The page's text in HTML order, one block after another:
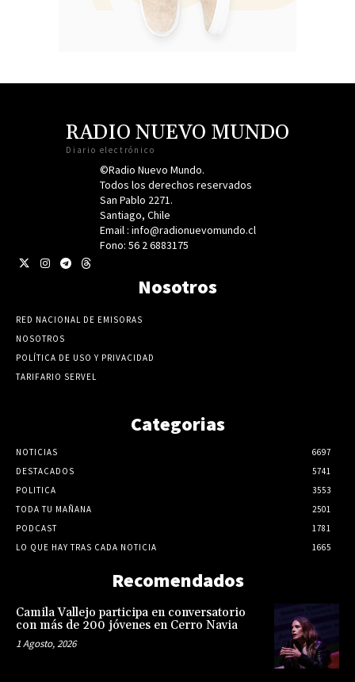
RADIO NUEVO MUNDO
Diario electrónico
©Radio Nuevo Mundo.
Todos los derechos reservados
San Pablo 2271.
Santiago, Chile
Email : info@radionuevomundo.cl
Fono: 56 2 6883175
Nosotros
RED NACIONAL DE EMISORAS
NOSOTROS
POLÍTICA DE USO Y PRIVACIDAD
TARIFARIO SERVEL
Categorias
NOTICIAS
6697
DESTACADOS
5741
POLITICA
3553
TODA TU MAÑANA
2501
PODCAST
1781
LO QUE HAY TRAS CADA NOTICIA
1665
Recomendados
Camila Vallejo participa en conversatorio
con más de 200 jóvenes en Cerro Navia
1 Agosto, 2026